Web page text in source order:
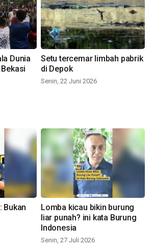
Dunia
Setu tercemar limbah pabrik
di Depok
Senin, 22 Juni 2026
Bukan
Lomba kicau bikin burung
liar punah? ini kata Burung
Indonesia
Senin, 27 Juli 2026